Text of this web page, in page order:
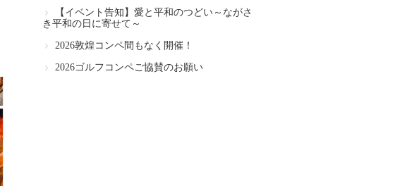
【イベント告知】愛と平和のつどい～ながさ
き平和の日に寄せて～
2026敦煌コンペ間もなく開催！
2026ゴルフコンペご協賛のお願い